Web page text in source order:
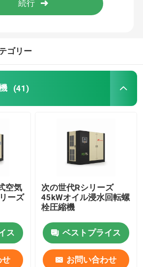
ふれられる空気圧縮機
いたドライヤー
ンプレッサー
ンプ
ゴリー
(41)
空気
ーズ
ス
せ
次の世代Rシリーズ
45kWオイル浸水回転螺
栓圧縮機
ベストプライス
お問い合わせ